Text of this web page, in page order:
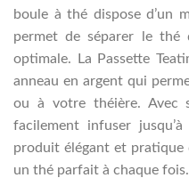
boule à thé dispose d’un
permet de séparer le thé
optimale. La Passette
anneau en argent qui
ou à votre théière. Avec
facilement infuser
produit élégant et pratique
un thé parfait à chaque fois.